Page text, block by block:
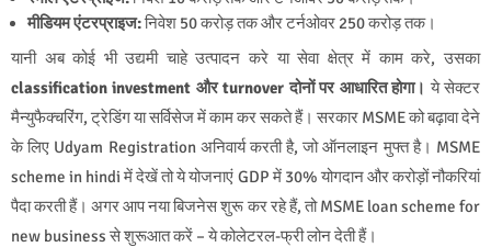
मीडियम एंटरप्राइज:निवेश 50 करोड़ तक और टर्नओवर 250 करोड़ तक।
यानी अब कोई भी उद्यमी चाहे उत्पादन करे या सेवा क्षेत्र में काम करे, उसका
classification investment और turnover दोनों पर आधारित होगा।ये सेक्टर
मैन्युफैक्चरिंग, ट्रेडिंग या सर्विसेज में काम कर सकते हैं। सरकार MSME को बढ़ावा देने
के लिए Udyam Registration अनिवार्य करती है, जो ऑनलाइन मुफ्त है। MSME
scheme in hindi में देखें तो ये योजनाएं GDP में 30% योगदान और करोड़ों नौकरियां
पैदा करती हैं। अगर आप नया बिजनेस शुरू कर रहे हैं, तो MSME loan scheme for
new business से शुरूआत करें – ये कोलेटरल-फ्री लोन देती हैं।